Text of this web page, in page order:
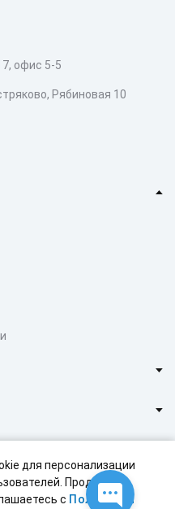
для персонализации
Продолжая
с Политикой
офис 5-5
Рябиновая 10